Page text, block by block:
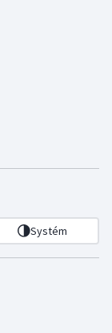
Systém